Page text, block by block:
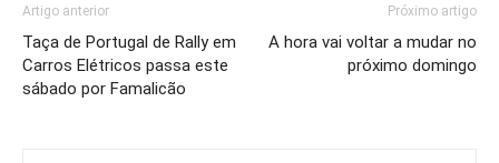
Artigo anterior
Taça de Portugal de Rally em
Carros Elétricos passa este
sábado por Famalicão
Próximo artigo
A hora vai voltar a mudar no
próximo domingo